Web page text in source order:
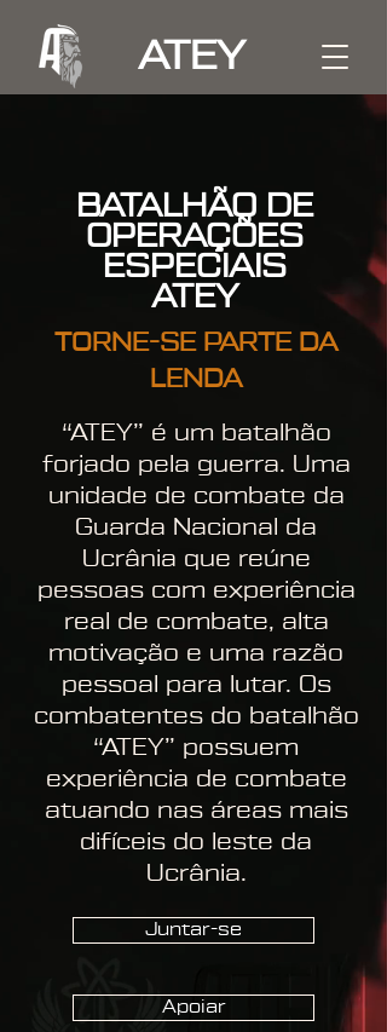
BATALHÃO DE
OPERAÇÕES
ESPECIAIS
ATEY
TORNE-SE PARTE DA
LENDA
“ATEY” é um batalhão
forjado pela guerra. Uma
unidade de combate da
Guarda Nacional da
Ucrânia que reúne
pessoas com experiência
real de combate, alta
motivação e uma razão
pessoal para lutar. Os
combatentes do batalhão
“ATEY” possuem
experiência de combate
atuando nas áreas mais
difíceis do leste da
Ucrânia.
Juntar-se
Apoiar
ATEY